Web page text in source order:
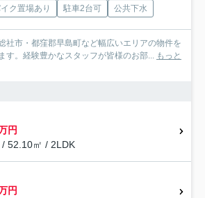
ク置場あり 駐車2台可 公共下水
社市・都窪郡早島町など幅広いエリアの物件を
す。経験豊かなスタッフが皆様のお部... もっと
円
/ 52.10㎡ / 2LDK
円